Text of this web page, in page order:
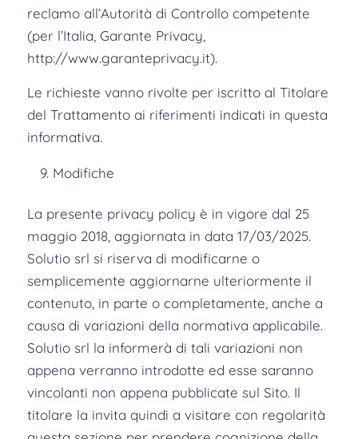
reclamo all’Autorità di Controllo competente
(per l’Italia, Garante Privacy,
http://www.garanteprivacy.it).
Le richieste vanno rivolte per iscritto al Titolare
del Trattamento ai riferimenti indicati in questa
informativa.
Modifiche
La presente privacy policy è in vigore dal 25
maggio 2018, aggiornata in data 17/03/2025.
Solutio srl si riserva di modificarne o
semplicemente aggiornarne ulteriormente il
contenuto, in parte o completamente, anche a
causa di variazioni della normativa applicabile.
Solutio srl la informerà di tali variazioni non
appena verranno introdotte ed esse saranno
vincolanti non appena pubblicate sul Sito. Il
titolare la invita quindi a visitare con regolarità